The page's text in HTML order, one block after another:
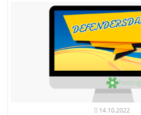
14.10.2022